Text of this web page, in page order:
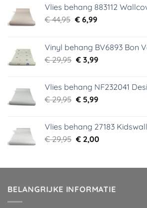
Vlies behang 883112
€44,95 Oorspronkelijke
€ 44,95.
€6,99Huidige
€ 6,99.
Vinyl behang BV6893 Bon
€29,95 Oorspronkelijke
€ 29,95.
€3,99Huidige
€ 3,99.
Vlies behang NF232041
€29,95 Oorspronkelijke
€ 29,95.
€5,99Huidige
€ 5,99.
Vlies behang 27183
€29,95 Oorspronkelijke
€ 29,95.
€2,00Huidige
€ 2,00.
BELANGRIJKE INFORMATIE